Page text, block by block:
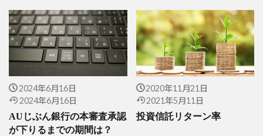
2024年6月16日
2024年6月16日
AUじぶん銀行の本審査承認
が下りるまでの期間は？
2020年11月21日
2021年5月11日
投資信託リターン率